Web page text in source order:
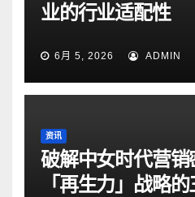
业的行业适配性
6月 5, 2026 ADMIN
资讯
破解中女时代营
「再生力」战略